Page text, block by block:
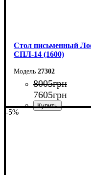
Стол письменный
СПЛ-14 (1600)
27302
8005грн
7605грн
-5%